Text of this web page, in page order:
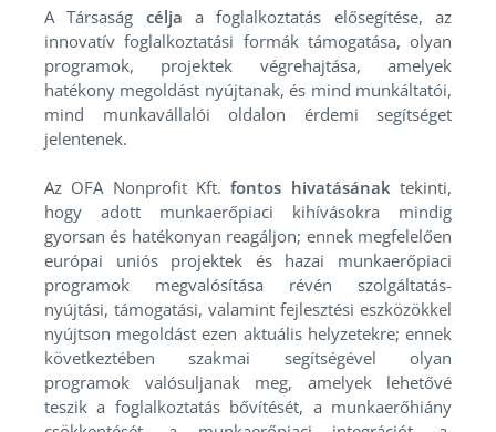
A Társaság célja a foglalkoztatás elősegítése, az
innovatív foglalkoztatási formák támogatása, olyan
programok, projektek végrehajtása, amelyek
hatékony megoldást nyújtanak, és mind munkáltatói,
mind munkavállalói oldalon érdemi segítséget
jelentenek.
Az OFA Nonprofit Kft.fontos hivatásánaktekinti,
hogy adott munkaerőpiaci kihívásokra mindig
gyorsan és hatékonyan reagáljon; ennek megfelelően
európai uniós projektek és hazai munkaerőpiaci
programok megvalósítása révén szolgáltatás-
nyújtási, támogatási, valamint fejlesztési eszközökkel
nyújtson megoldást ezen aktuális helyzetekre; ennek
következtében szakmai segítségével olyan
programok valósuljanak meg, amelyek lehetővé
teszik a foglalkoztatás bővítését, a munkaerőhiány